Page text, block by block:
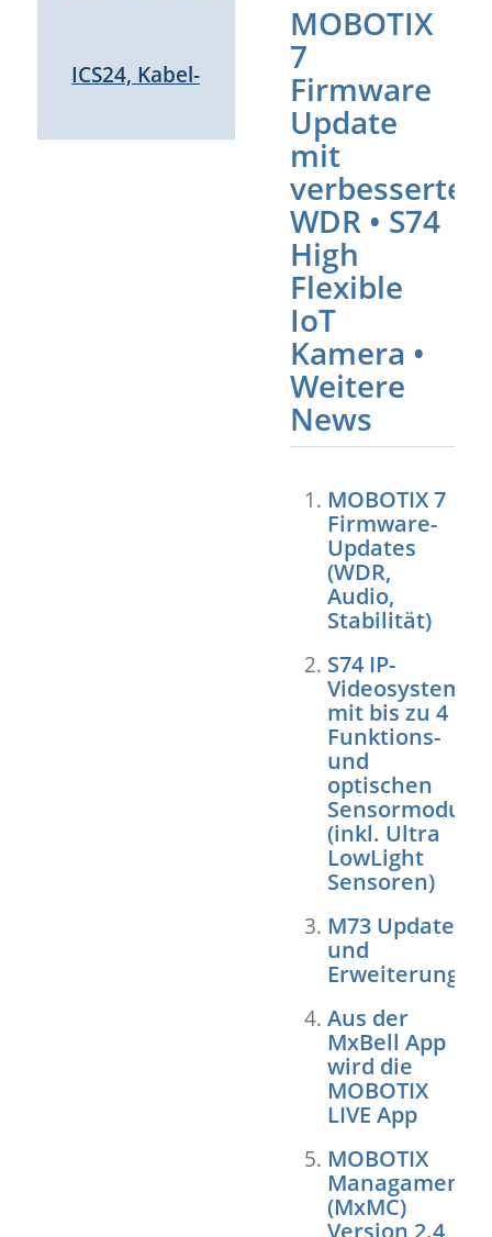
MOBOTIX
7
Firmware
Update
mit
WDR • S74
High
Flexible
IoT
Kamera •
Weitere
News
MOBOTIX 7
Firmware-
Updates
(WDR,
Audio,
Stabilität)
S74 IP-
Videosystem
mit bis zu 4
Funktions-
und
optischen
(inkl. Ultra
LowLight
Sensoren)
M73 Update
und
Erweiterungen
Aus der
MxBell App
wird die
MOBOTIX
LIVE App
MOBOTIX
(MxMC)
Version 2.4